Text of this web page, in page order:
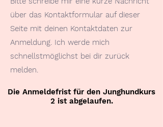
über das Kontaktformular auf dieser
Seite mit deinen Kontaktdaten zur
Anmeldung. Ich werde mich
schnellstmöglichst bei dir zurück
melden.
Die Anmeldefrist für den Junghundkurs
2 ist abgelaufen.